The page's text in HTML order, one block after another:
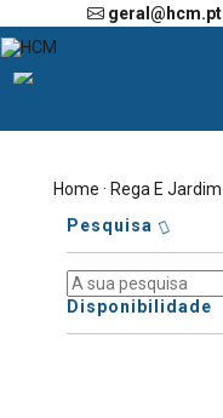
geral@hcm.pt
Home ·Rega E Jardim
Pesquisa
Disponibilidade